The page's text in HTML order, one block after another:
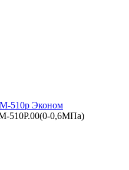
510р Эконом
510Р.00(0-0,6МПа)